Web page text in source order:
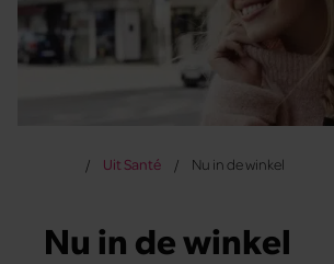
Uit Santé Nu in de winkel
Nu in de winkel